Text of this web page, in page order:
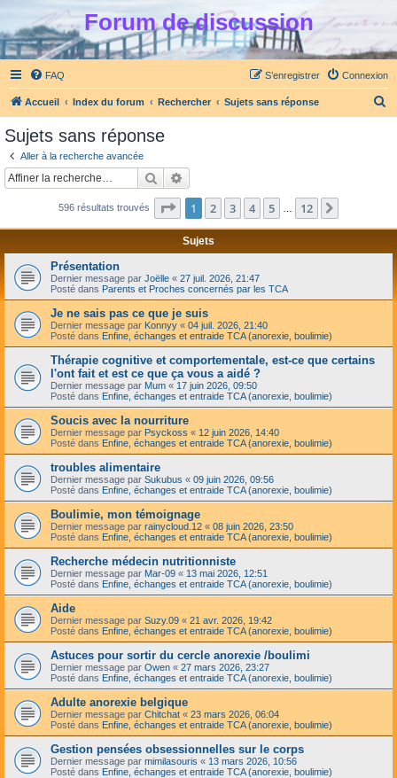
Forum de discussion
FAQ Connexion
S’enregistrer
Accueil Index du forum Rechercher Sujets sans réponse
c
Sujets sans réponse
Aller à la recherche avancée
Rechercher
596 résultats trouvés Page 1sur12
1 2 3 4 5 12
Sujets
Présentation
Dernier message par Joëlle « 27 juil. 2026, 21:47
Posté dans Parents et Proches concernés par les TCA
Je ne sais pas ce que je suis
Dernier message par Konnyy « 04 juil. 2026, 21:40
Posté dans Enfine, échanges et entraide TCA (anorexie, boulimie)
Thérapie cognitive et comportementale, est-ce que certains
l'ont fait et est ce que ça vous a aidé ?
Dernier message par Mum « 17 juin 2026, 09:50
Posté dans Enfine, échanges et entraide TCA (anorexie, boulimie)
Soucis avec la nourriture
Dernier message par Psyckoss « 12 juin 2026, 14:40
Posté dans Enfine, échanges et entraide TCA (anorexie, boulimie)
troubles alimentaire
Dernier message par Sukubus « 09 juin 2026, 09:56
Posté dans Enfine, échanges et entraide TCA (anorexie, boulimie)
Boulimie, mon témoignage
Dernier message par rainycloud.12 « 08 juin 2026, 23:50
Posté dans Enfine, échanges et entraide TCA (anorexie, boulimie)
Recherche médecin nutritionniste
Dernier message par Mar-09 « 13 mai 2026, 12:51
Posté dans Enfine, échanges et entraide TCA (anorexie, boulimie)
Aide
Dernier message par Suzy.09 « 21 avr. 2026, 19:42
Posté dans Enfine, échanges et entraide TCA (anorexie, boulimie)
Astuces pour sortir du cercle anorexie /boulimi
Dernier message par Owen « 27 mars 2026, 23:27
Posté dans Enfine, échanges et entraide TCA (anorexie, boulimie)
Adulte anorexie belgique
Dernier message par Chitchat « 23 mars 2026, 06:04
Posté dans Enfine, échanges et entraide TCA (anorexie, boulimie)
Gestion pensées obsessionnelles sur le corps
Dernier message par mimilasouris « 13 mars 2026, 10:56
Posté dans Enfine, échanges et entraide TCA (anorexie, boulimie)